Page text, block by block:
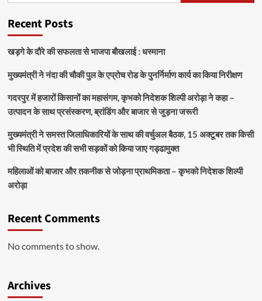
Recent Posts
खड़गे के दौरे की सफलता से भाजपा बौखलाई : धस्माना
मुख्यमंत्री ने नंदा की चौकी पुल के एप्रोच रोड के पुनर्निर्माण कार्य का किया निरीक्षण
गदरपुर में हजारों किसानों का महासंगम, कृभको निदेशक शिल्पी अरोड़ा ने कहा –
उत्पादन के साथ प्रसंस्करण, ब्रांडिंग और बाजार से जुड़ना जरूरी
मुख्यमंत्री ने समस्त जिलाधिकारियों के साथ की वर्चुअल बैठक, 15 अक्टूबर तक किसी
भी स्थिति में प्रदेश की सभी सड़कों को किया जाए गड्ढामुक्त
महिलाओं को बाजार और तकनीक से जोड़ना प्राथमिकता – कृभको निदेशक शिल्पी
अरोड़ा
Recent Comments
No comments to show.
Archives